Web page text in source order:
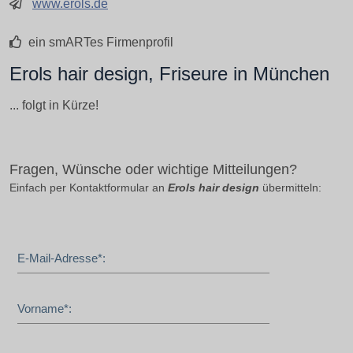
www.erols.de
ein smARTes Firmenprofil
Erols hair design, Friseure in München
... folgt in Kürze!
Fragen, Wünsche oder wichtige Mitteilungen?
Einfach per Kontaktformular an Erols hair design übermitteln:
E-Mail-Adresse*:
Vorname*: